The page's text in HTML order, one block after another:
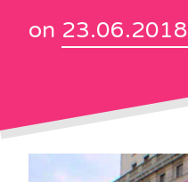
on 23.06.2018